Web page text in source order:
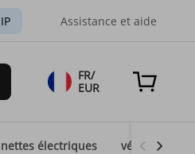
Assistance et aide
FR/
EUR
électriques vélos